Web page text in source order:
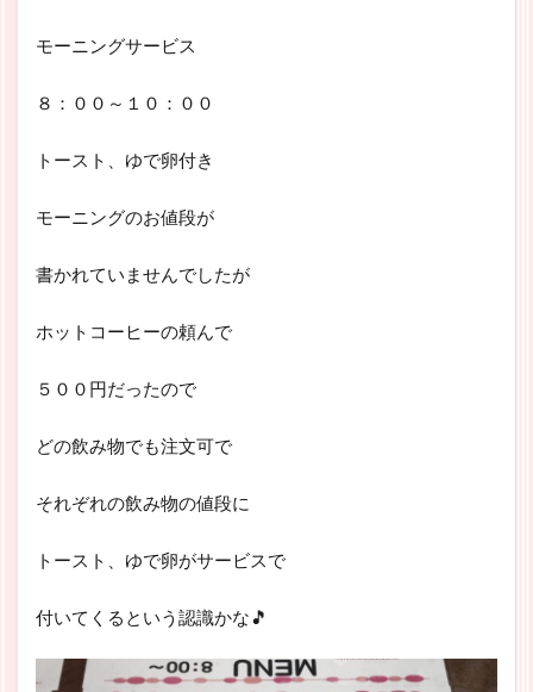
モーニングサービス
８：００～１０：００
トースト、ゆで卵付き
モーニングのお値段が
書かれていませんでしたが
ホットコーヒーの頼んで
５００円だったので
どの飲み物でも注文可で
それぞれの飲み物の値段に
トースト、ゆで卵がサービスで
付いてくるという認識かな🎵